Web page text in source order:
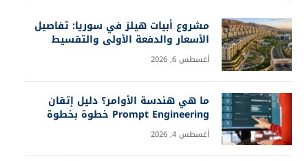
مشروع أبيات هيلز في سوريا: تفاصيل
الأسعار والدفعة الأولى والتقسيط
أغسطس 6, 2026
ما هي هندسة الأوامر؟ دليل إتقان
Prompt Engineering خطوة بخطوة
أغسطس 4, 2026